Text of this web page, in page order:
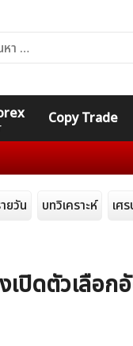
Copy Trade
คอร์ส
Expert
ยวัน บทวิเคราะห์ เศ
ปิดตัวเลือก